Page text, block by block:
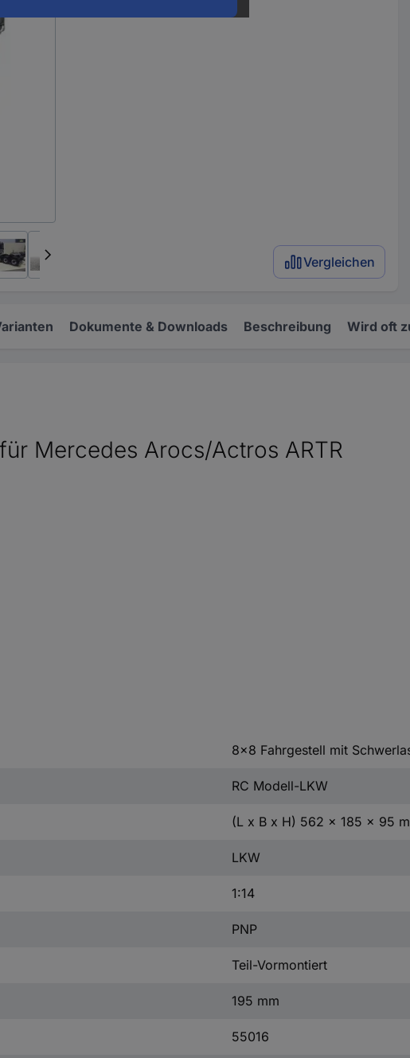
Vergleichen
Dokumente & Downloads Beschreibung Wird oft
Mercedes Arocs/Actros ARTR
8x8 Fahrgestell mit
RC Modell-LKW
(L x B x H) 562 x 185 x 95
LKW
1:14
PNP
Teil-Vormontiert
195 mm
55016